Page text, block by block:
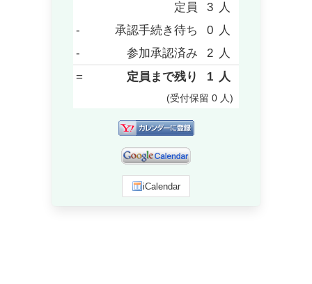
定員 3 人
-
承認手続き待ち 0 人
-
参加承認済み 2 人
=
定員まで残り 1 人
(受付保留 0 人)
iCalendar